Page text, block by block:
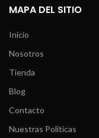
MAPA DEL SITIO
Inicio
Nosotros
Tienda
Blog
Contacto
Nuestras Políticas